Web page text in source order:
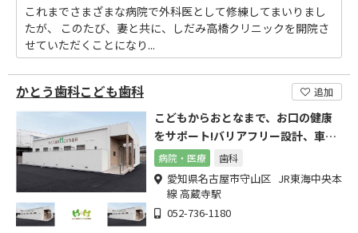
これまでさまざまな病院で外科医として修練してまいりまし
たが、 このたび、妻と共に、しだみ高橋クリニックを開院さ
せていただくことになり...
かとう歯科こども歯科 追加
こどもからおとなまで、お口の健康
をサポート!バリアフリー設計、車椅
子やベビーカーでも楽々移動
病院・医療 歯科
愛知県名古屋市守山区 JR東海中央本
線 高蔵寺駅
052-736-1180